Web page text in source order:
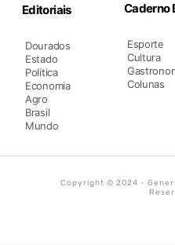
Editoriais
Dourados
Estado
Politica
Economia
Agro
Brasil
Mundo
Caderno
Esporte
Cultura
Colunas
Copyright © 2024 -